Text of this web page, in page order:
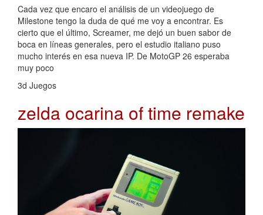
Cada vez que encaro el análisis de un videojuego de
Milestone tengo la duda de qué me voy a encontrar. Es
cierto que el último, Screamer, me dejó un buen sabor de
boca en líneas generales, pero el estudio italiano puso
mucho interés en esa nueva IP. De MotoGP 26 esperaba
muy poco
3d Juegos
zelda ocarina of time remake